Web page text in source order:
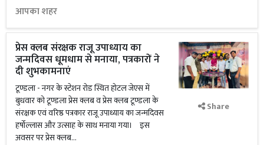
आपका शहर
प्रेस क्लब संरक्षक राजू उपाध्याय का
जन्मदिवस धूमधाम से मनाया, पत्रकारों ने
दी शुभकामनाएं
टूण्डला - नगर के स्टेशन रोड स्थित होटल जेएस में
बुधवार को टूण्डला प्रेस क्लब व प्रेस क्लब टूण्डला के
संरक्षक एवं वरिष्ठ पत्रकार राजू उपाध्याय का जन्मदिवस
हर्षोल्लास और उत्साह के साथ मनाया गया। इस
अवसर पर प्रेस क्लब...
Share